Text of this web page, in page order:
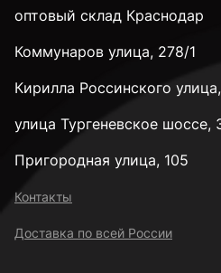
оптовый склад Краснодар
Коммунаров улица, 278/1
Кирилла Россинского
улица Тургеневское шоссе,
Пригородная улица, 105
Контакты
Доставка по всей России